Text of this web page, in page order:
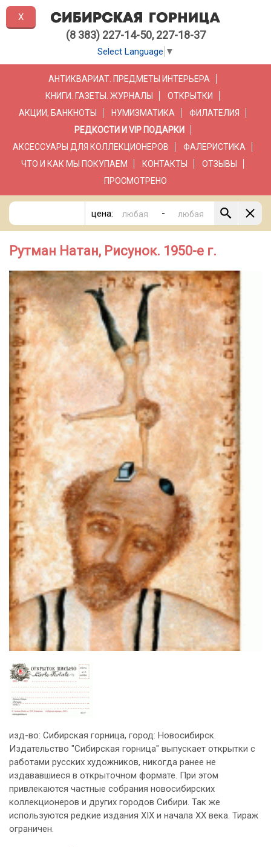
(8 383) 227-14-50, 227-18-37
Select Language ▼
АНТИКВАРИАТ. ПРЕДМЕТЫ ИНТЕРЬЕРА
КНИГИ. ГАЗЕТЫ. ЖУРНАЛЫ
ОТКРЫТКИ
АКЦИИ, БАНКНОТЫ
НУМИЗМАТИКА
ФИЛАТЕЛИЯ
РЕДКОСТИ И VIP ПОДАРКИ
АКСЕССУАРЫ ДЛЯ КОЛЛЕКЦИОНЕРОВ
ФАЛЕРИСТИКА
ЧТО И КАК МЫ ПОКУПАЕМ
КОНТАКТЫ
ОТЗЫВЫ
ПРОСМОТРЕНО
цена: -
Рутман Натан, Рисунок. 1950-е г.
изд-во: Сибирская горница, город: Новосибирск.
Издательство "Сибирская горница" выпускает открытки с
работами русских художников, никогда ранее не
издававшиеся в открыточном формате. При этом
привлекаются частные собрания новосибирских
коллекционеров и других городов Сибири. Так же
используются редкие издания XIX и начала ХХ века. Тираж
ограничен.
X